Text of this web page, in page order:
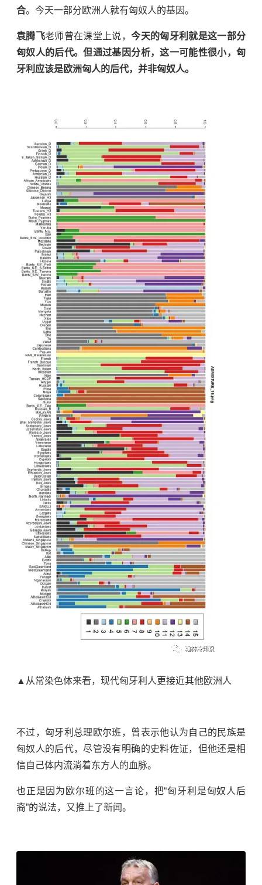
合。今天一部分欧洲人就有匈奴人的基因。
袁腾飞老师曾在课堂上说，今天的匈牙利就是这一部分
匈奴人的后代。但通过基因分析，这一可能性很小，匈
牙利应该是欧洲匈人的后代，并非匈奴人。
▲从常染色体来看，现代匈牙利人更接近其他欧洲人
不过，匈牙利总理欧尔班，曾表示他认为自己的民族是
匈奴人的后代，尽管没有明确的史料佐证，但他还是相
信自己体内流淌着东方人的血脉。
也正是因为欧尔班的这一言论，把“匈牙利是匈奴人后
裔”的说法，又推上了新闻。